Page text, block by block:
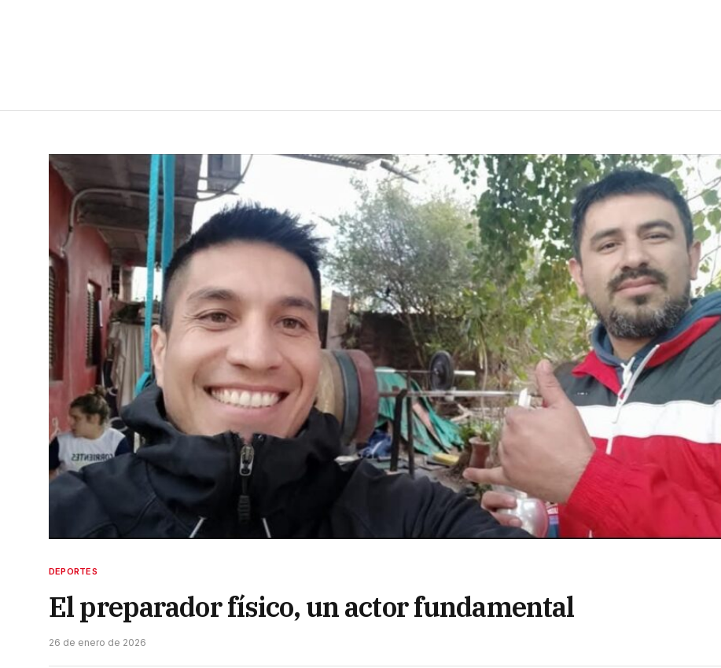
DEPORTES
El preparador físico, un actor fundamental
26 de enero de 2026